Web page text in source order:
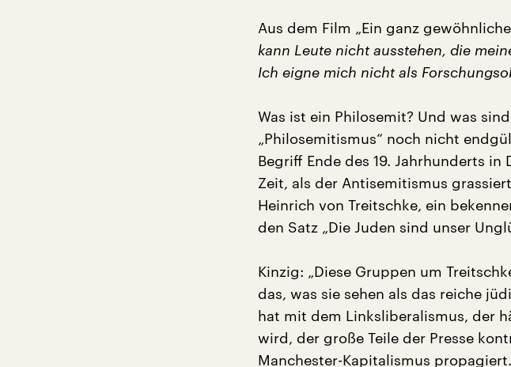
Aus dem Film „Ein ganz
kann Leute nicht ausstehen, die
Ich eigne mich nicht als
Was ist ein Philosemit? Und was
„Philosemitismus“ noch nicht
Begriff Ende des 19. Jahrhunderts
Zeit, als der Antisemitismus
Heinrich von Treitschke, ein
den Satz „Die Juden sind unser
Kinzig: „Diese Gruppen um
das, was sie sehen als das reiche
hat mit dem Linksliberalismus, der
wird, der große Teile der Presse
Manchester-Kapitalismus